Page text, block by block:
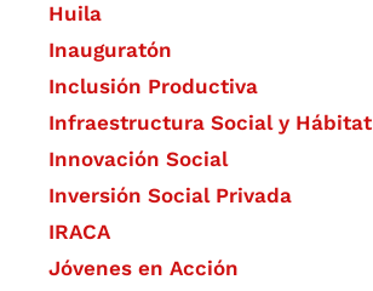
Huila
Inauguratón
Inclusión Productiva
Infraestructura Social y Hábitat
​Innovación Social
Inversión Social Privada
IRACA
Jóvenes en Acción